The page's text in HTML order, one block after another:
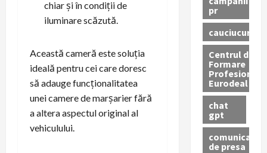
chiar și în condiții de
iluminare scăzută.
Această cameră este soluția
ideală pentru cei care doresc
să adauge funcționalitatea
unei camere de marșarier fără
a altera aspectul original al
vehiculului.
pr
cauciucuri
Centrul de
Formare
Profesionala
Eurodeal
chat
gpt
comunicat
de presa